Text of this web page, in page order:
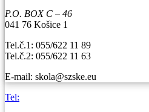
P.O. BOX C – 46
041 76 Košice 1
Tel.č.1: 055/622 11 89
Tel.č.2: 055/622 11 63
E-mail: skola@szske.eu
Tel: